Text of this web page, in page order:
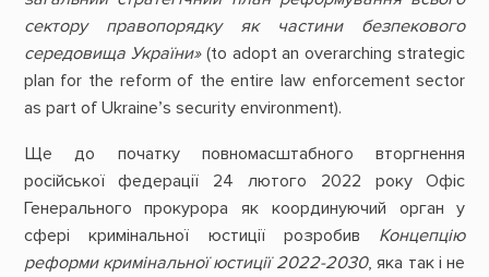
сектору правопорядку як частини безпекового
середовища України»(to adopt an overarching strategic
plan for the reform of the entire law enforcement sector
as part of Ukraine’s security environment).
Ще до початку повномасштабного вторгнення
російської федерації 24 лютого 2022 року Офіс
Генерального прокурора як координуючий орган у
сфері кримінальної юстиції розробив Концепцію
реформи кримінальної юстиції 2022-2030, яка так і не